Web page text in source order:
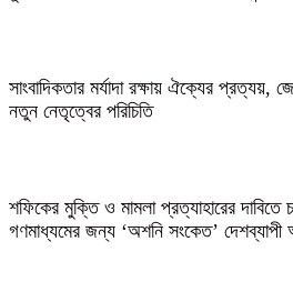
সাংবাদিকতার মর্যাদা রক্ষায় ঐক্যের প্রত্যয়,
নতুন নেতৃত্বের পরিচিতি
শফিকের মুক্তি ও মামলা প্রত্যাহারের দাবিতে
গণমাধ্যমের জন্য ‘অশনি সংকেত’ দেশব্যাপী